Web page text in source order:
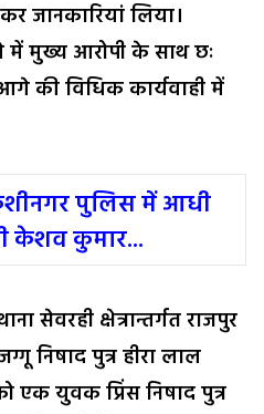
जानकारियां लिया।
में मुख्य आरोपी के साथ छः
की विधिक कार्यवाही में
पुलिस में आधी
केशव कुमार...
सेवरही क्षेत्रान्तर्गत राजपुर
निषाद पुत्र हीरा लाल
एक युवक प्रिंस निषाद पुत्र